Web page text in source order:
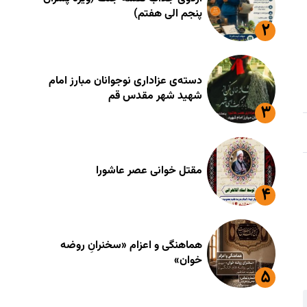
پنجم الی هفتم)
دسته‌ی عزاداری نوجوانان مبارز امام
شهید شهر مقدس قم
مقتل خوانی عصر عاشورا
هماهنگی و اعزام «سخنرانِ روضه
خوان»